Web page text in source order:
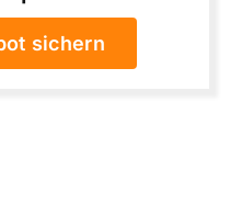
sichern